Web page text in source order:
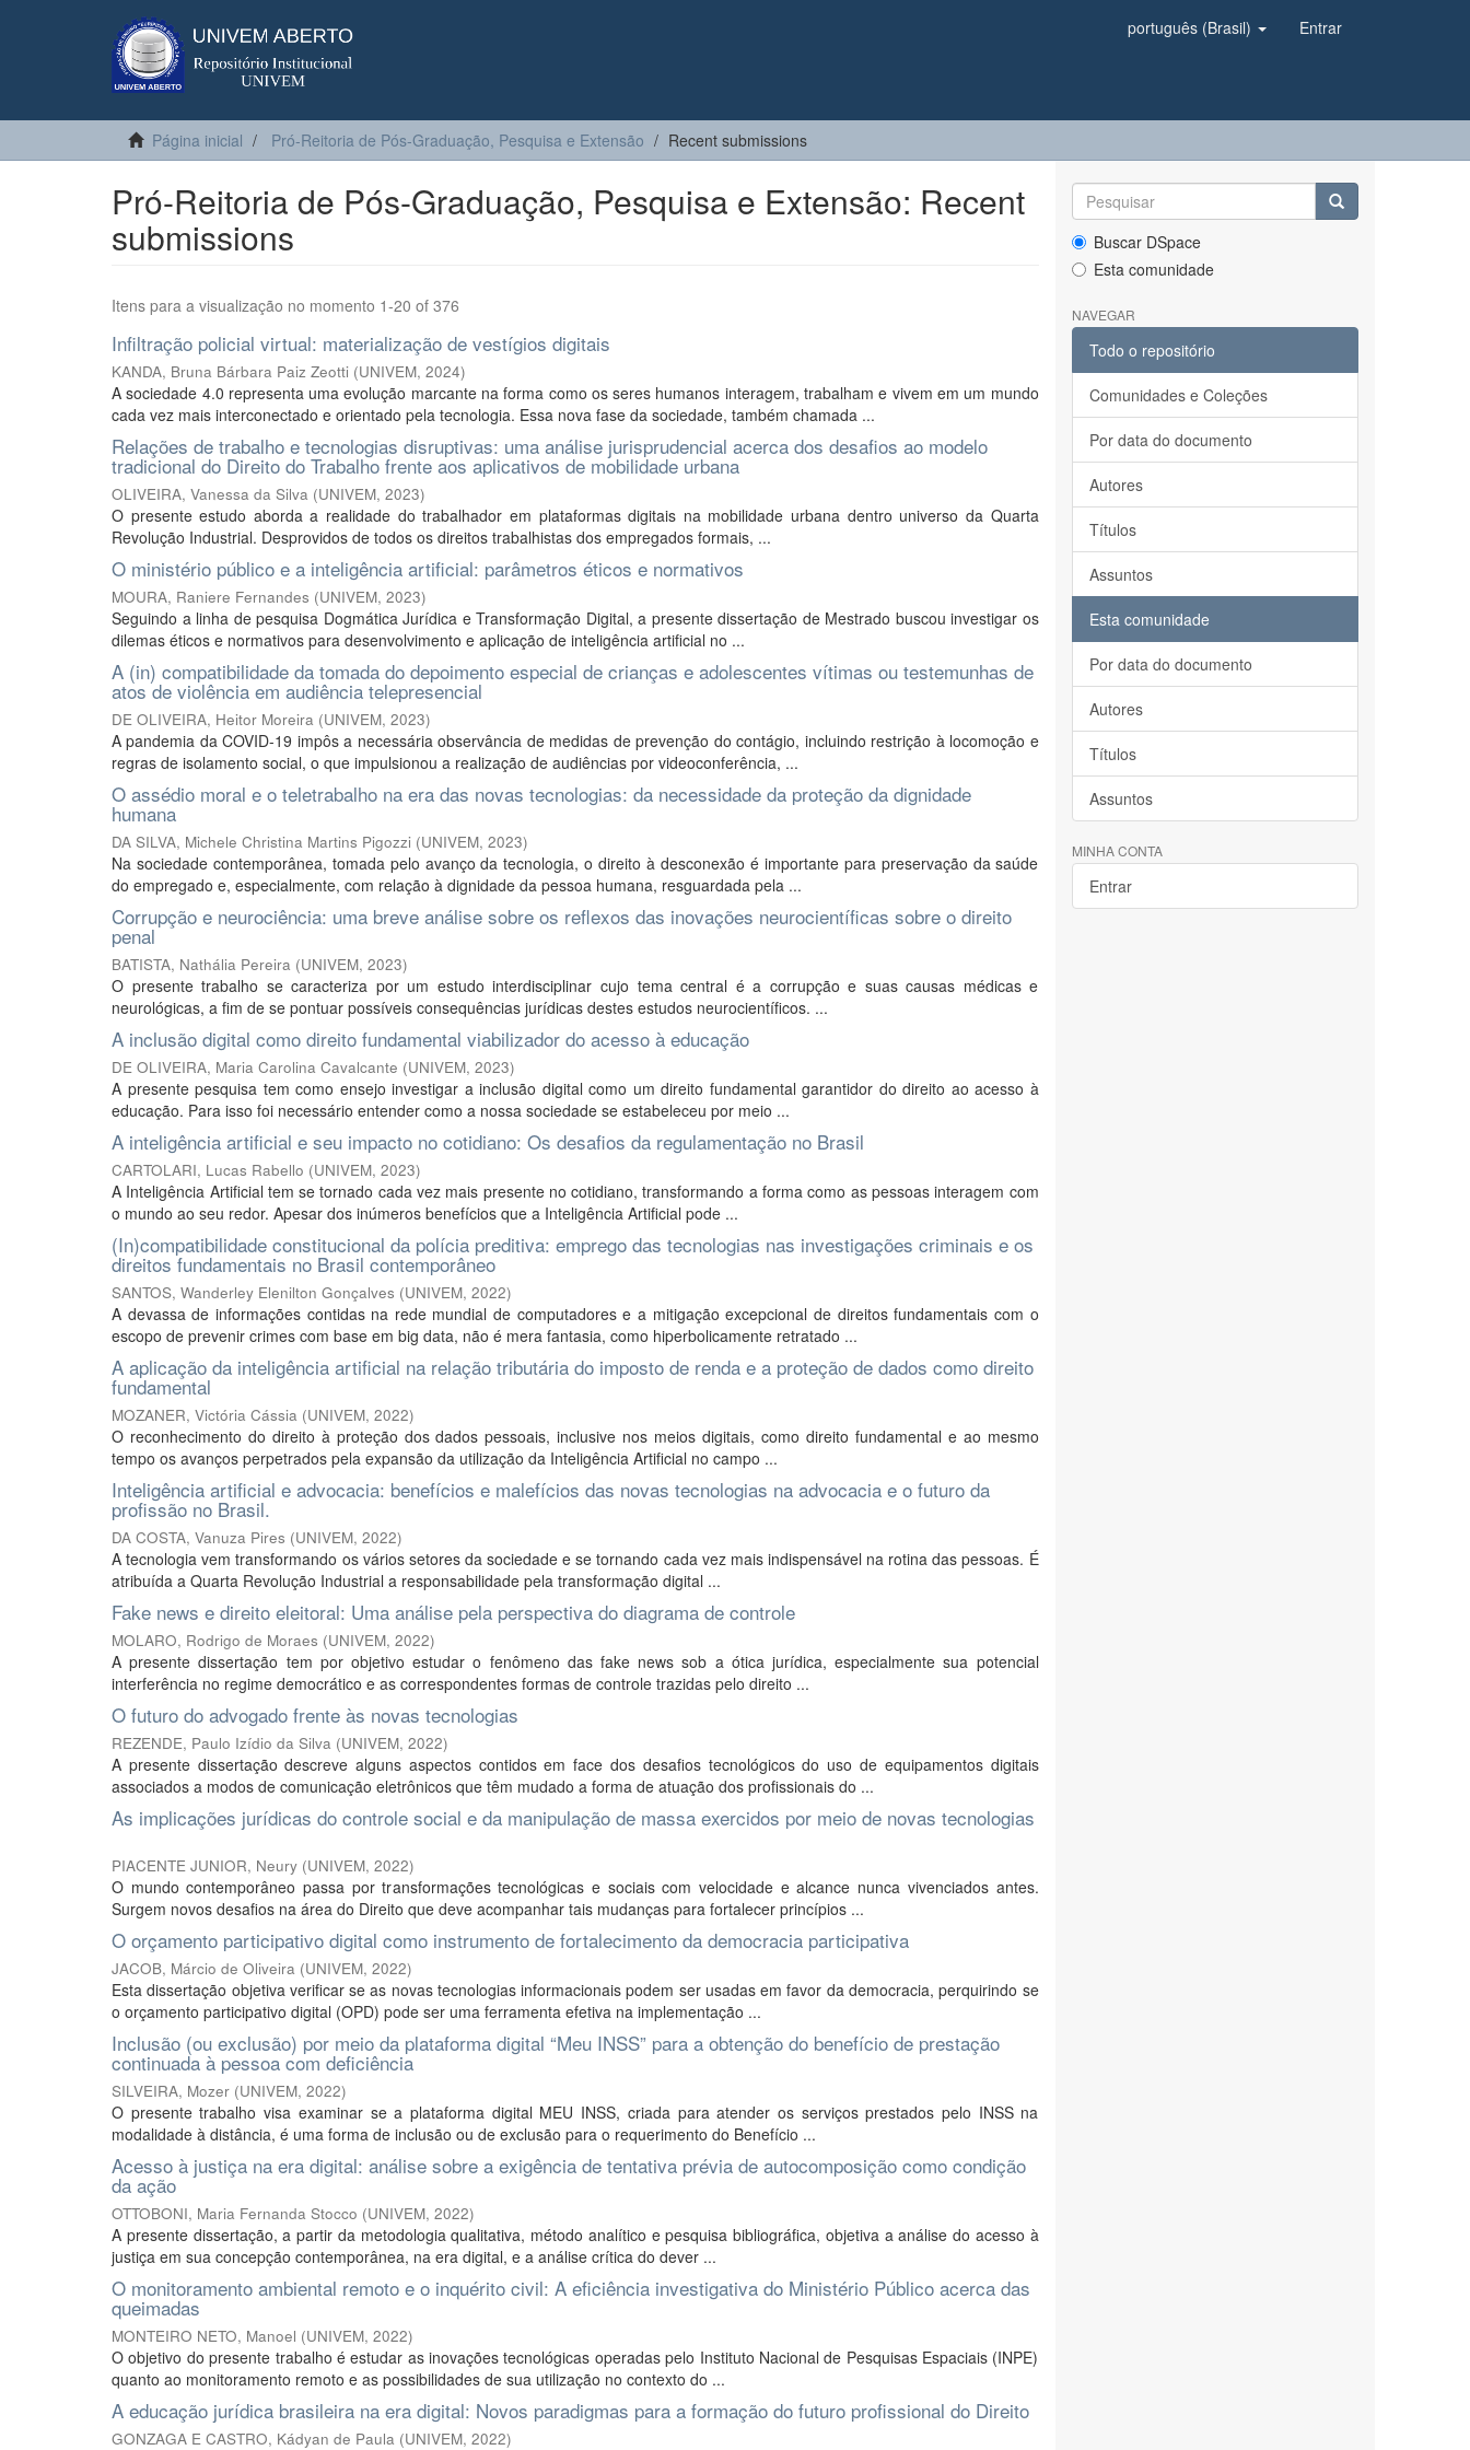
português (Brasil) Entrar
Página inicial Pró-Reitoria de Pós-Graduação, Pesquisa e Extensão Recent submissions
Pró-Reitoria de Pós-Graduação, Pesquisa e Extensão: Recent
submissions
Itens para a visualização no momento 1-20 of 376
Infiltração policial virtual: materialização de vestígios digitais
KANDA, Bruna Bárbara Paiz Zeotti (UNIVEM, 2024)
A sociedade 4.0 representa uma evolução marcante na forma como os seres humanos interagem, trabalham e vivem em um mundo
cada vez mais interconectado e orientado pela tecnologia. Essa nova fase da sociedade, também chamada ...
Relações de trabalho e tecnologias disruptivas: uma análise jurisprudencial acerca dos desafios ao modelo
tradicional do Direito do Trabalho frente aos aplicativos de mobilidade urbana
OLIVEIRA, Vanessa da Silva (UNIVEM, 2023)
O presente estudo aborda a realidade do trabalhador em plataformas digitais na mobilidade urbana dentro universo da Quarta
Revolução Industrial. Desprovidos de todos os direitos trabalhistas dos empregados formais, ...
O ministério público e a inteligência artificial: parâmetros éticos e normativos
MOURA, Raniere Fernandes (UNIVEM, 2023)
Seguindo a linha de pesquisa Dogmática Jurídica e Transformação Digital, a presente dissertação de Mestrado buscou investigar os
dilemas éticos e normativos para desenvolvimento e aplicação de inteligência artificial no ...
A (in) compatibilidade da tomada do depoimento especial de crianças e adolescentes vítimas ou testemunhas de
atos de violência em audiência telepresencial
DE OLIVEIRA, Heitor Moreira (UNIVEM, 2023)
A pandemia da COVID-19 impôs a necessária observância de medidas de prevenção do contágio, incluindo restrição à locomoção e
regras de isolamento social, o que impulsionou a realização de audiências por videoconferência, ...
O assédio moral e o teletrabalho na era das novas tecnologias: da necessidade da proteção da dignidade
humana
DA SILVA, Michele Christina Martins Pigozzi (UNIVEM, 2023)
Na sociedade contemporânea, tomada pelo avanço da tecnologia, o direito à desconexão é importante para preservação da saúde
do empregado e, especialmente, com relação à dignidade da pessoa humana, resguardada pela ...
Corrupção e neurociência: uma breve análise sobre os reflexos das inovações neurocientíficas sobre o direito
penal
BATISTA, Nathália Pereira (UNIVEM, 2023)
O presente trabalho se caracteriza por um estudo interdisciplinar cujo tema central é a corrupção e suas causas médicas e
neurológicas, a fim de se pontuar possíveis consequências jurídicas destes estudos neurocientíficos. ...
A inclusão digital como direito fundamental viabilizador do acesso à educação
DE OLIVEIRA, Maria Carolina Cavalcante (UNIVEM, 2023)
A presente pesquisa tem como ensejo investigar a inclusão digital como um direito fundamental garantidor do direito ao acesso à
educação. Para isso foi necessário entender como a nossa sociedade se estabeleceu por meio ...
A inteligência artificial e seu impacto no cotidiano: Os desafios da regulamentação no Brasil
CARTOLARI, Lucas Rabello (UNIVEM, 2023)
A Inteligência Artificial tem se tornado cada vez mais presente no cotidiano, transformando a forma como as pessoas interagem com
o mundo ao seu redor. Apesar dos inúmeros benefícios que a Inteligência Artificial pode ...
(In)compatibilidade constitucional da polícia preditiva: emprego das tecnologias nas investigações criminais e os
direitos fundamentais no Brasil contemporâneo
SANTOS, Wanderley Elenilton Gonçalves (UNIVEM, 2022)
A devassa de informações contidas na rede mundial de computadores e a mitigação excepcional de direitos fundamentais com o
escopo de prevenir crimes com base em big data, não é mera fantasia, como hiperbolicamente retratado ...
A aplicação da inteligência artificial na relação tributária do imposto de renda e a proteção de dados como direito
fundamental
MOZANER, Victória Cássia (UNIVEM, 2022)
O reconhecimento do direito à proteção dos dados pessoais, inclusive nos meios digitais, como direito fundamental e ao mesmo
tempo os avanços perpetrados pela expansão da utilização da Inteligência Artificial no campo ...
Inteligência artificial e advocacia: benefícios e malefícios das novas tecnologias na advocacia e o futuro da
profissão no Brasil.
DA COSTA, Vanuza Pires (UNIVEM, 2022)
A tecnologia vem transformando os vários setores da sociedade e se tornando cada vez mais indispensável na rotina das pessoas. É
atribuída a Quarta Revolução Industrial a responsabilidade pela transformação digital ...
Fake news e direito eleitoral: Uma análise pela perspectiva do diagrama de controle
MOLARO, Rodrigo de Moraes (UNIVEM, 2022)
A presente dissertação tem por objetivo estudar o fenômeno das fake news sob a ótica jurídica, especialmente sua potencial
interferência no regime democrático e as correspondentes formas de controle trazidas pelo direito ...
O futuro do advogado frente às novas tecnologias
REZENDE, Paulo Izídio da Silva (UNIVEM, 2022)
A presente dissertação descreve alguns aspectos contidos em face dos desafios tecnológicos do uso de equipamentos digitais
associados a modos de comunicação eletrônicos que têm mudado a forma de atuação dos profissionais do ...
As implicações jurídicas do controle social e da manipulação de massa exercidos por meio de novas tecnologias
PIACENTE JUNIOR, Neury (UNIVEM, 2022)
O mundo contemporâneo passa por transformações tecnológicas e sociais com velocidade e alcance nunca vivenciados antes.
Surgem novos desafios na área do Direito que deve acompanhar tais mudanças para fortalecer princípios ...
O orçamento participativo digital como instrumento de fortalecimento da democracia participativa
JACOB, Márcio de Oliveira (UNIVEM, 2022)
Esta dissertação objetiva verificar se as novas tecnologias informacionais podem ser usadas em favor da democracia, perquirindo se
o orçamento participativo digital (OPD) pode ser uma ferramenta efetiva na implementação ...
Inclusão (ou exclusão) por meio da plataforma digital “Meu INSS” para a obtenção do benefício de prestação
continuada à pessoa com deficiência
SILVEIRA, Mozer (UNIVEM, 2022)
O presente trabalho visa examinar se a plataforma digital MEU INSS, criada para atender os serviços prestados pelo INSS na
modalidade à distância, é uma forma de inclusão ou de exclusão para o requerimento do Benefício ...
Acesso à justiça na era digital: análise sobre a exigência de tentativa prévia de autocomposição como condição
da ação
OTTOBONI, Maria Fernanda Stocco (UNIVEM, 2022)
A presente dissertação, a partir da metodologia qualitativa, método analítico e pesquisa bibliográfica, objetiva a análise do acesso à
justiça em sua concepção contemporânea, na era digital, e a análise crítica do dever ...
O monitoramento ambiental remoto e o inquérito civil: A eficiência investigativa do Ministério Público acerca das
queimadas
MONTEIRO NETO, Manoel (UNIVEM, 2022)
O objetivo do presente trabalho é estudar as inovações tecnológicas operadas pelo Instituto Nacional de Pesquisas Espaciais (INPE)
quanto ao monitoramento remoto e as possibilidades de sua utilização no contexto do ...
A educação jurídica brasileira na era digital: Novos paradigmas para a formação do futuro profissional do Direito
GONZAGA E CASTRO, Kádyan de Paula (UNIVEM, 2022)
Buscar DSpace
Esta comunidade
NAVEGAR
Todo o repositório
Comunidades e Coleções
Por data do documento
Autores
Títulos
Assuntos
Esta comunidade
Por data do documento
Autores
Títulos
Assuntos
MINHA CONTA
Entrar